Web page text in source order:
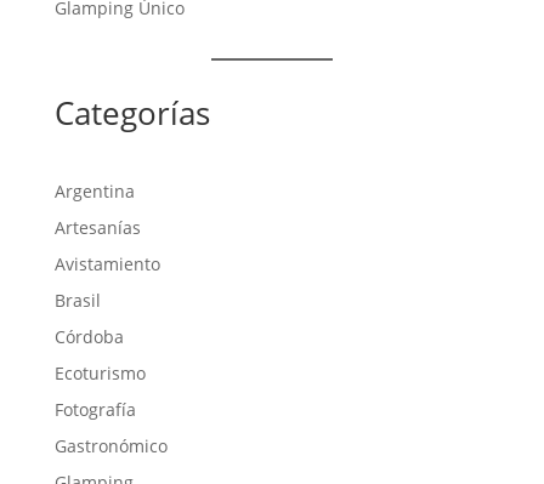
Glamping Único
Categorías
Argentina
Artesanías
Avistamiento
Brasil
Córdoba
Ecoturismo
Fotografía
Gastronómico